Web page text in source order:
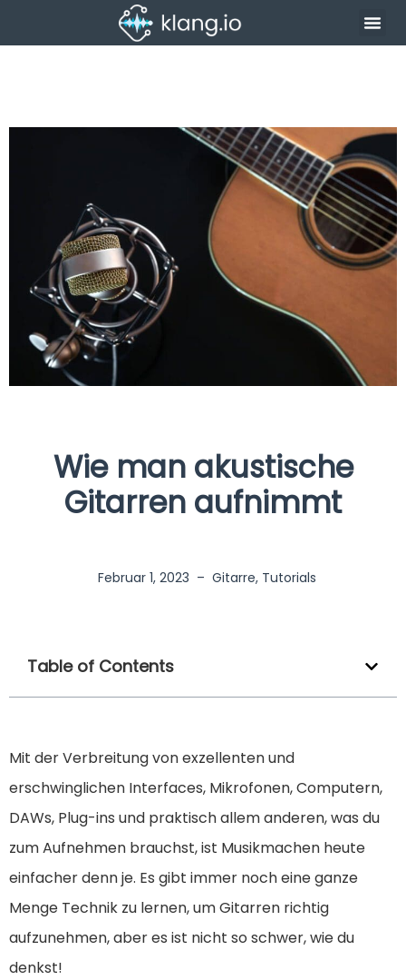
Wie man akustische
Gitarren aufnimmt
Februar 1, 2023 – Gitarre, Tutorials
Table of Contents
Mit der Verbreitung von exzellenten und
erschwinglichen Interfaces, Mikrofonen, Computern,
DAWs, Plug-ins und praktisch allem anderen, was du
zum Aufnehmen brauchst, ist Musikmachen heute
einfacher denn je. Es gibt immer noch eine ganze
Menge Technik zu lernen, um Gitarren richtig
aufzunehmen, aber es ist nicht so schwer, wie du
denkst!